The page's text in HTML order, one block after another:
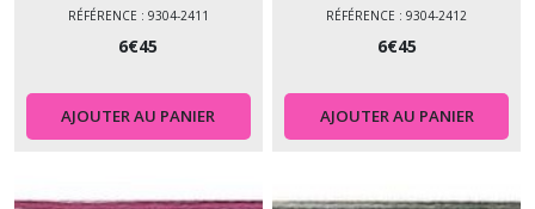
RÉFÉRENCE : 9304-2411
6€45
AJOUTER AU PANIER
RÉFÉRENCE : 9304-2412
6€45
AJOUTER AU PANIER